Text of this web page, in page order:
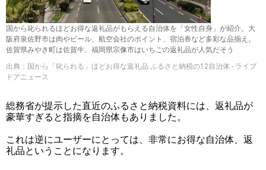
国から叱られるほどお得な返礼品がもらえる自治体を「女性自身」が紹介。大
阪府泉佐野市は肉やビール、航空会社のポイント、宿泊券など多彩な品揃え。
佐賀県みやき町は佐賀牛、福岡県宗像市はいちごの返礼品が人気だそう
出典：国から「叱られる」ほどお得な返礼品 ふるさと納税の12自治体 - ライブ
ドアニュース
総務省が提示した直近のふるさと納税資料には、返礼品が
豪華すぎると指摘を自治体もありました。
これは逆にユーザーにとっては、非常にお得な自治体、返
礼品ということになります。